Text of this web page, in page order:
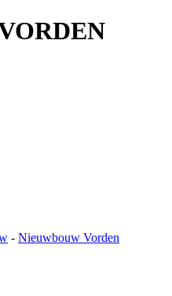
- Nieuwbouw Vorden